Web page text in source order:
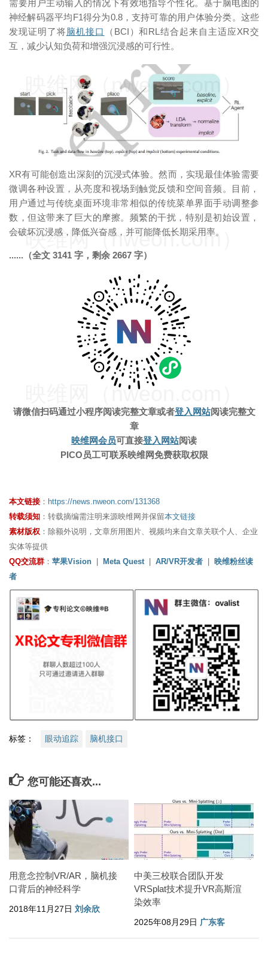
需要用户主动输入的情况下有效地指导个性化。基于脑电图的
神经解码器平均F1得分为0.8，支持可靠的用户体验分类。这些
发现证明了将脑机接口
（BCI）和RL结合起来自主适应XR交
互，减少认知负荷和增强沉浸感的可行性。
XR有可能创造出深刻的沉浸式体验。然而，实现最佳体验需要
微调各种设置，从亮度和视场到触觉反馈和空间音频。目前，
用户通过与传统桌面环境非常相似的传统菜单界面手动调整参
数，但这带来了巨大的摩擦。频繁的干扰，特别是初始设置，
会破坏沉浸感，降低兴奋感，并可能降低长期采用率。
......（全文 3141 字，剩余 2667 字）
请微信扫码通过小程序阅读完整文章或者登入网站阅读完整文
章
映维网会员可直接登入网站阅读
PICO员工可联系映维网免费获取权限
映维网（nweon.com）
映维网（nweon.com）
映维网（nweon.com）
本文链接 ： https://news.nweon.com/131368
转载须知 ：转载摘编需注明来源映维网并保留本文链接
素材版权 ：除额外说明，文章所用图片、视频均来自文章关联个人、企业
实体等提供
QQ交流群 ： 苹果Vision | Meta Quest | AR/VR开发者 | 映维粉丝读
者
标签： 眼动追踪 脑机接口
您可能还喜欢...
用意念控制VR/AR，脑机接
口背后的神经科学
2018年11月27日 刘余欣
中美三校联合团队开发
VRSplat技术提升VR高斯渲
染效率
2025年08月29日 广东客